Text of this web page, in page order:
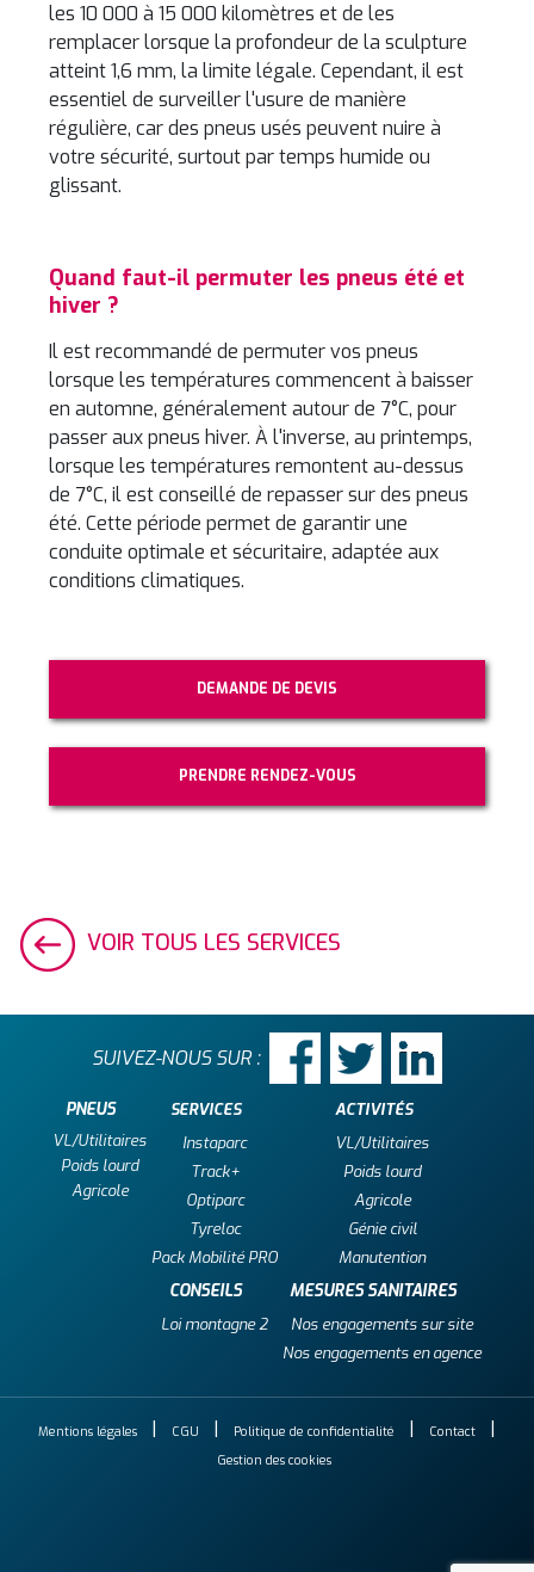
VOIR TOUS LES SERVICES
les 10 000 à 15 000 kilomètres et de les
remplacer lorsque la profondeur de la sculpture
atteint 1,6 mm, la limite légale. Cependant, il est
essentiel de surveiller l'usure de manière
régulière, car des pneus usés peuvent nuire à
votre sécurité, surtout par temps humide ou
glissant.
Quand faut-il permuter les pneus été et
hiver ?
Il est recommandé de permuter vos pneus
lorsque les températures commencent à baisser
en automne, généralement autour de 7°C, pour
passer aux pneus hiver. À l'inverse, au printemps,
lorsque les températures remontent au-dessus
de 7°C, il est conseillé de repasser sur des pneus
été. Cette période permet de garantir une
conduite optimale et sécuritaire, adaptée aux
conditions climatiques.
DEMANDE DE DEVIS
PRENDRE RENDEZ-VOUS
PNEUS
VL/Utilitaires
Poids lourd
Agricole
SERVICES
Instaparc
Track+
Optiparc
Tyreloc
Pack Mobilité PRO
CONSEILS
Loi montagne 2
ACTIVITÉS
VL/Utilitaires
Poids lourd
Agricole
Génie civil
Manutention
MESURES SANITAIRES
Nos engagements sur site
Nos engagements en agence
SUIVEZ-NOUS SUR :
Mentions légales CGU Politique de confidentialité
Contact
Gestion des cookies